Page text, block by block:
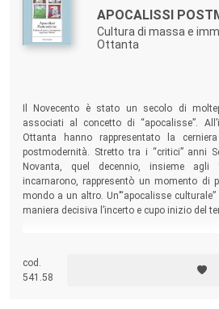
APOCALISSI
Cultura di massa e
Ottanta
Il Novecento è stato un secolo di
associati al concetto di “apocalisse”.
Ottanta hanno rappresentato la
postmodernità. Stretto tra i “critici” anni
Novanta, quel decennio, insieme
incarnarono, rappresentò un momento di
mondo a un altro. Un’“apocalisse
maniera decisiva l’incerto e cupo inizio del
cod.
541.58